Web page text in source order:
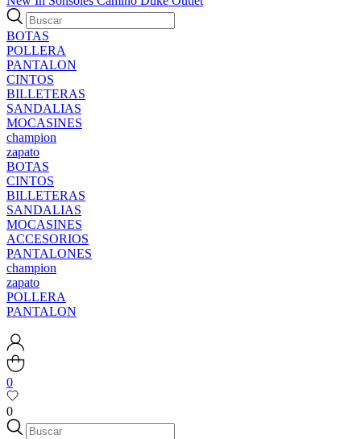
BOTAS
POLLERA
PANTALON
CINTOS
BILLETERAS
SANDALIAS
MOCASINES
champion
zapato
BOTAS
CINTOS
BILLETERAS
SANDALIAS
MOCASINES
ACCESORIOS
PANTALONES
champion
zapato
POLLERA
PANTALON
0
0